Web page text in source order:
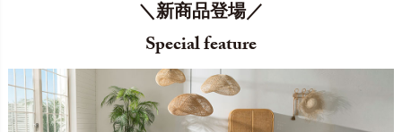
＼新商品登場／
Special feature